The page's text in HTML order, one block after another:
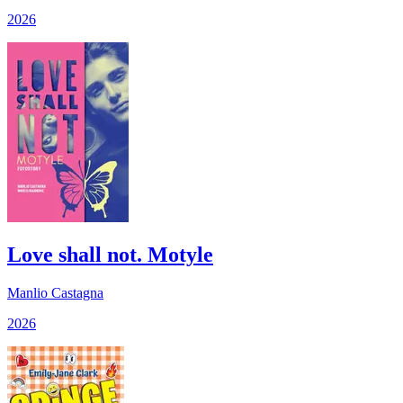
2026
Love shall not. Motyle
Manlio Castagna
2026